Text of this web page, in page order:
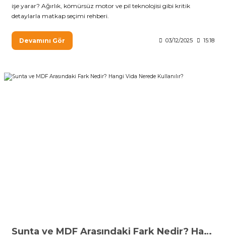
işe yarar? Ağırlık, kömürsüz motor ve pil teknolojisi gibi kritik
detaylarla matkap seçimi rehberi.
Devamını Gör 03/12/2025 15:18
Sunta ve MDF Arasındaki Fark Nedir? Hangi Vida Nerede Kullanılır?